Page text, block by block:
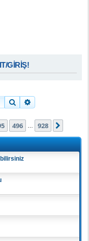
GİRİŞ!
Ara
496 928